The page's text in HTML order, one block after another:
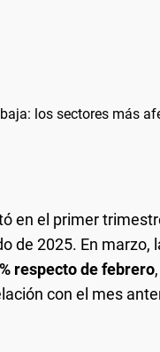
los sectores más
en el primer
de 2025. En marzo,
respecto de febrero
con el mes